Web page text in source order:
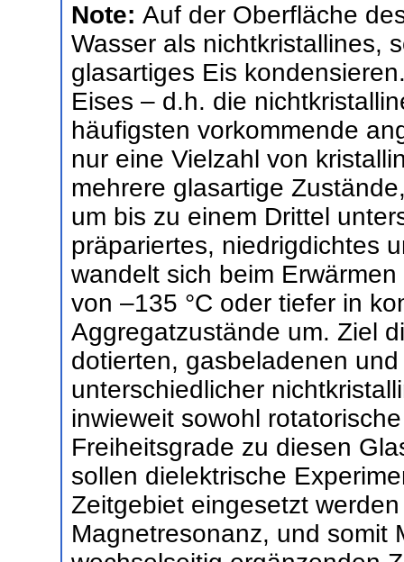
Note: Auf der Oberfläche
Wasser als nichtkristallines,
glasartiges Eis
Eises – d.h. die
häufigsten vorkommende
nur eine Vielzahl von
mehrere glasartige
um bis zu einem Drittel
präpariertes, niedrigdichtes
wandelt sich beim
von –135 °C oder tiefer in
Aggregatzustände um. Ziel
dotierten, gasbeladenen
unterschiedlicher
inwieweit sowohl
Freiheitsgrade zu diesen
sollen dielektrische
Zeitgebiet eingesetzt
Magnetresonanz, und somit